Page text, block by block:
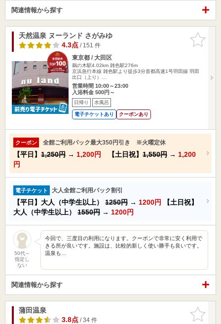
関連情報から探す
お気に入
りに追加
天然温泉 ヌーランド さがみゆ
4.3点/ 151 件
東京都 / 大田区
鵜の木駅4.02km 雑色駅276m
京浜急行本線 雑色駅より徒歩3分首都高速1号羽田線 羽田
出口（上り）…
営業時間 10:00～23:00
入浴料金 500円～
日帰り 水風呂
電子チケットあり クーポンあり
クーポン 全館ご利用パック最大350円引き ※火曜定休
【平日】 1,250円 → 1,200円 【土日祝】 1,550円 → 1,200
円
電子チケット 大人全館ご利用パック割引
【平日】大人（中学生以上） 1250円 → 1200円
【土日祝】
大人（中学生以上） 1550円 → 1200円
50代～
指定し
ない
今回で、三度目の利用になります。クーポンで非常に安く利用で
きる所が良いです。施設は、比較的新しく使い勝手も良いです。
温泉も…
関連情報から探す
お気に入
りに追加
蒲田温泉
3.8点/ 34 件